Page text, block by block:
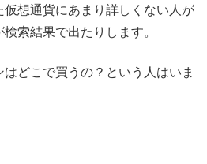
想通貨にあまり詳しくない人が
索結果で出たりします。
どこで買うの？という人はいま